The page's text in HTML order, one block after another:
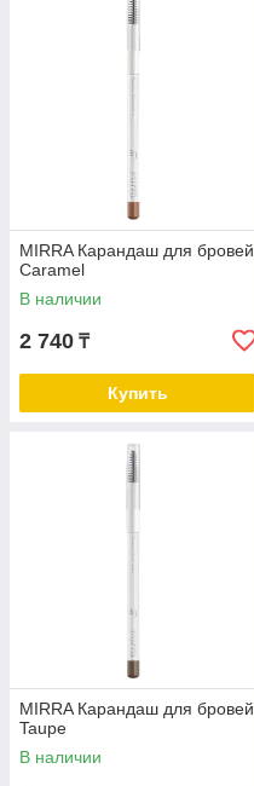
MIRRA Карандаш для бровей
Caramel
В наличии
2 740 ₸
Купить
MIRRA Карандаш для бровей
Taupe
В наличии